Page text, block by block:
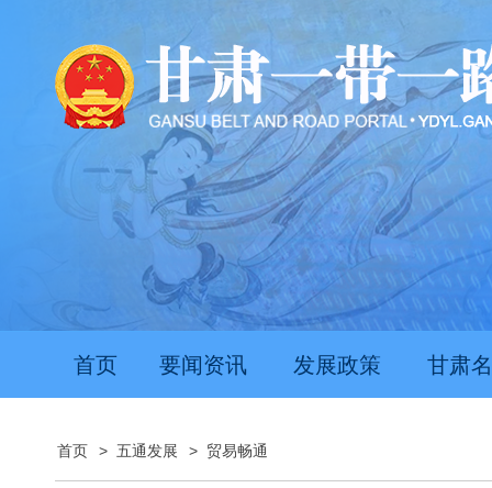
首页 要闻资讯 发展政策 甘肃
首页 > 五通发展 > 贸易畅通